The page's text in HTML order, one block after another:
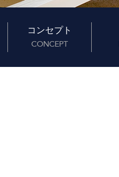
コンセプト
CONCEPT